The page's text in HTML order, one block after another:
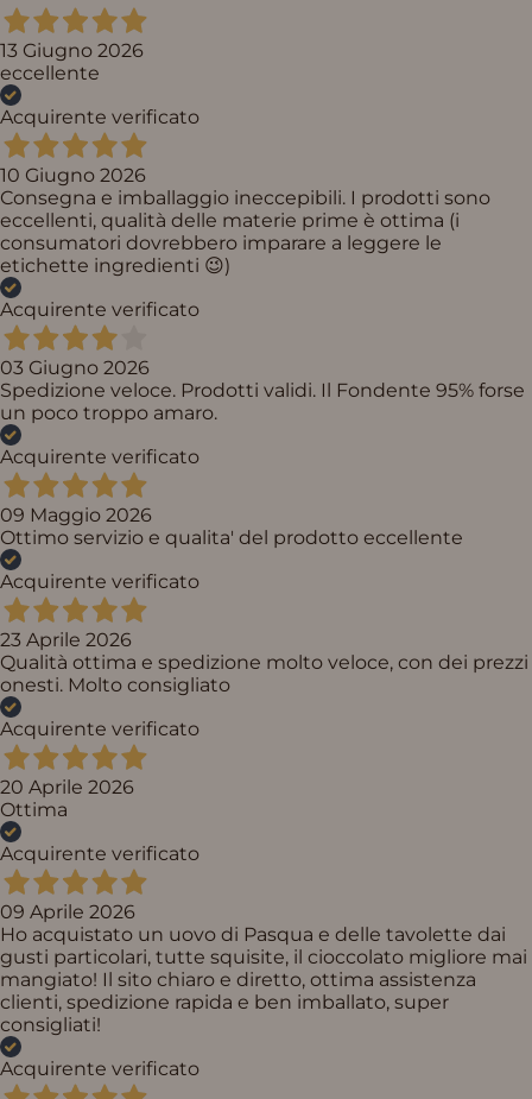
13 Giugno 2026
eccellente
Acquirente verificato
10 Giugno 2026
Consegna e imballaggio ineccepibili. I prodotti sono
eccellenti, qualità delle materie prime è ottima (i
consumatori dovrebbero imparare a leggere le
etichette ingredienti 😉)
Acquirente verificato
03 Giugno 2026
Spedizione veloce. Prodotti validi. Il Fondente 95% forse
un poco troppo amaro.
Acquirente verificato
09 Maggio 2026
Ottimo servizio e qualita' del prodotto eccellente
Acquirente verificato
23 Aprile 2026
Qualità ottima e spedizione molto veloce, con dei prezzi
onesti. Molto consigliato
Acquirente verificato
20 Aprile 2026
Ottima
Acquirente verificato
09 Aprile 2026
Ho acquistato un uovo di Pasqua e delle tavolette dai
gusti particolari, tutte squisite, il cioccolato migliore mai
mangiato! Il sito chiaro e diretto, ottima assistenza
clienti, spedizione rapida e ben imballato, super
consigliati!
Acquirente verificato